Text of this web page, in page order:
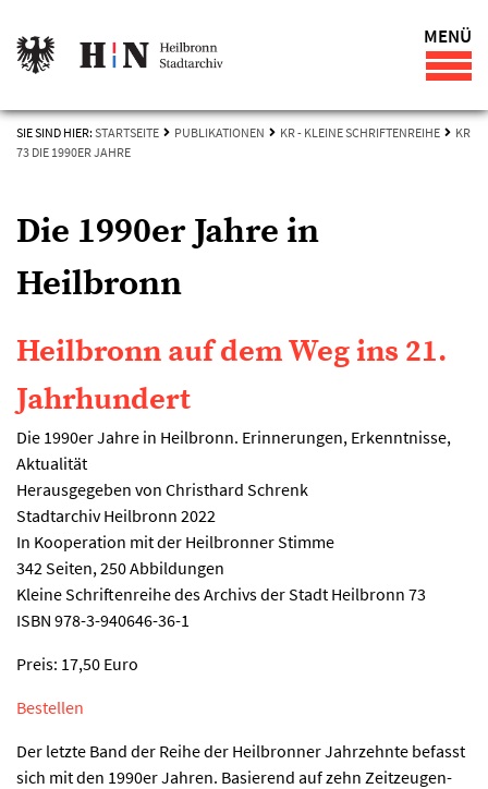
MENÜ
SIE SIND HIER: STARTSEITE PUBLIKATIONEN KR - KLEINE SCHRIFTENREIHE
KR
73 DIE 1990ER JAHRE
Die 1990er Jahre in
Heilbronn
Heilbronn auf dem Weg ins 21.
Jahrhundert
Die 1990er Jahre in Heilbronn. Erinnerungen, Erkenntnisse,
Aktualität
Herausgegeben von Christhard Schrenk
Stadtarchiv Heilbronn 2022
In Kooperation mit der Heilbronner Stimme
342 Seiten, 250 Abbildungen
Kleine Schriftenreihe des Archivs der Stadt Heilbronn 73
ISBN 978-3-940646-36-1
Preis: 17,50 Euro
Bestellen
Der letzte Band der Reihe der Heilbronner Jahrzehnte befasst
sich mit den 1990er Jahren. Basierend auf zehn Zeitzeugen-